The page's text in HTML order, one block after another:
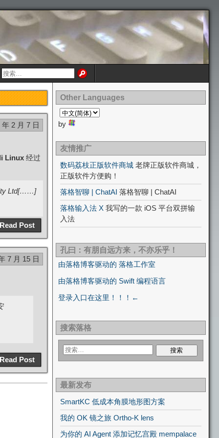
年 2 月 7 日
Linux 经过
Ltd[……]
Read Post
7 月 15 日
Read Post
Other Languages
by
友情推广
数码荔枝正版软件商城 老牌正版软件商城，
正版软件方便购！
落格智聊 | ChatAI 落格智聊 | ChatAI
落格输入法 X 我写的一款 iOS 平台双拼输
入法
孔曰：有朋自远方来，不亦乐乎！
由落格博客驱动的 落格工作室
由落格博客驱动的 Swift 编程语言
登录入口在这里！！！←
搜索落格
最新发布
SmartKC 低成本角膜地形图方案
我的 OK 镜之旅 Ortho-K lens
为你的 AI Agent 添加记忆宫殿 mempalace